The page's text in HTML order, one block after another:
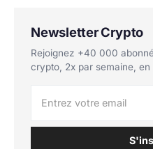
Newsletter Crypto
Rejoignez +40 000
crypto, 2x par semaine, en